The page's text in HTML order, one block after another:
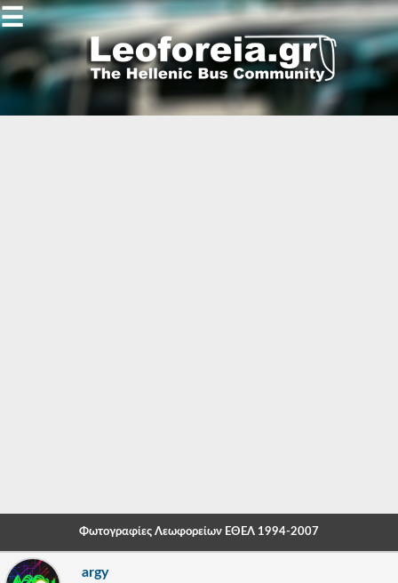
Gallery
-
☰
Φωτογραφίες Λεωφορείων ΕΘΕΛ 1994-2007
argy